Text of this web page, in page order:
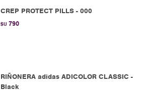
CREP PROTECT PILLS - 000
$U 790
RIÑONERA adidas ADICOLOR CLASSIC -
Black